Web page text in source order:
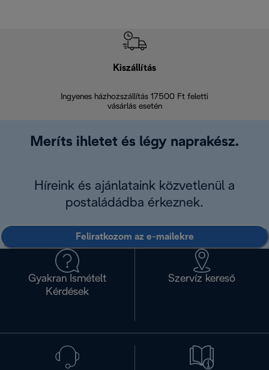
Kiszállítás
Ingyenes házhozszállítás 17500 Ft feletti
vásárlás esetén
Meríts ihletet és légy naprakész.
Híreink és ajánlataink közvetlenül a
postaládádba érkeznek.
Feliratkozom az e-mailekre
Gyakran Ismételt
Kérdések
Szervíz kereső